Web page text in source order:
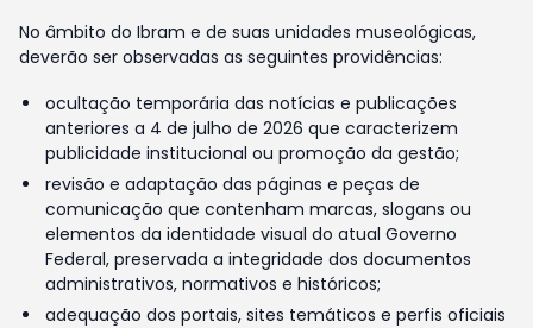
No âmbito do Ibram e de suas unidades museológicas,
deverão ser observadas as seguintes providências:
ocultação temporária das notícias e publicações
anteriores a 4 de julho de 2026 que caracterizem
publicidade institucional ou promoção da gestão;
revisão e adaptação das páginas e peças de
comunicação que contenham marcas, slogans ou
elementos da identidade visual do atual Governo
Federal, preservada a integridade dos documentos
administrativos, normativos e históricos;
adequação dos portais, sites temáticos e perfis oficiais